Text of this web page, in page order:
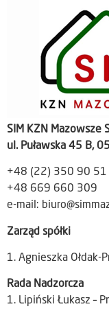
SIM KZN Mazowsze
ul. Puławska 45 B,
+48 (22) 350 90 51
+48 669 660 309
e-mail:
Zarząd spółki
1. Agnieszka Ołdak-
Rada Nadzorcza
1. Lipiński Łukasz –